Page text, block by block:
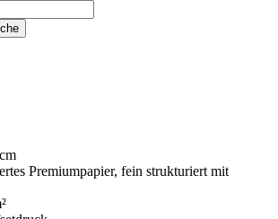
Premiumpapier, fein strukturiert mit